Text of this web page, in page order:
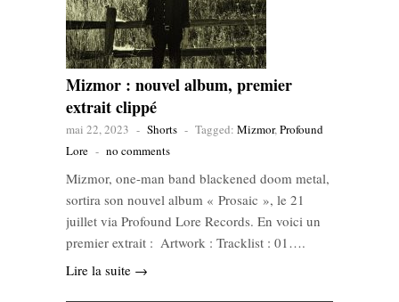
Mizmor : nouvel album, premier
extrait clippé
mai 22, 2023 - Shorts - Tagged: Mizmor,Profound
Lore - no comments
Mizmor, one-man band blackened doom metal,
sortira son nouvel album « Prosaic », le 21
juillet via Profound Lore Records. En voici un
premier extrait : Artwork : Tracklist : 01….
Lire la suite →